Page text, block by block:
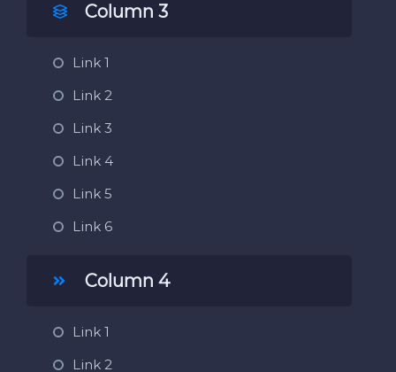
Column 3
Link 1
Link 2
Link 3
Link 4
Link 5
Link 6
Column 4
Link 1
Link 2